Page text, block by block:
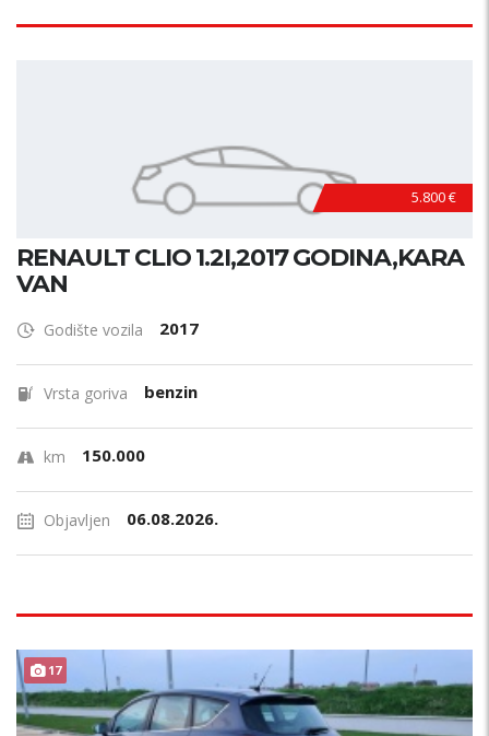
5.800 €
RENAULT CLIO 1.2I,2017 GODINA,KARA
VAN
Godište vozila 2017
Vrsta goriva benzin
km 150.000
Objavljen 06.08.2026.
17